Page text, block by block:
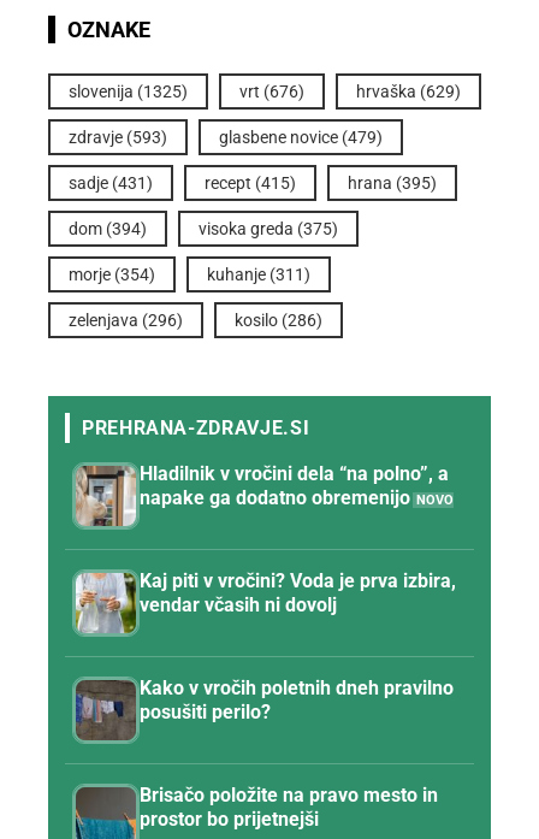
OZNAKE
slovenija (1325) vrt (676) hrvaška (629)
zdravje (593) glasbene novice (479)
sadje (431) recept (415) hrana (395)
dom (394) visoka greda (375)
morje (354) kuhanje (311)
zelenjava (296) kosilo (286)
Hladilnik v vročini dela “na polno”, a
napake ga dodatno obremenijo
Kaj piti v vročini? Voda je prva izbira,
vendar včasih ni dovolj
Kako v vročih poletnih dneh pravilno
posušiti perilo?
Brisačo položite na pravo mesto in
prostor bo prijetnejši